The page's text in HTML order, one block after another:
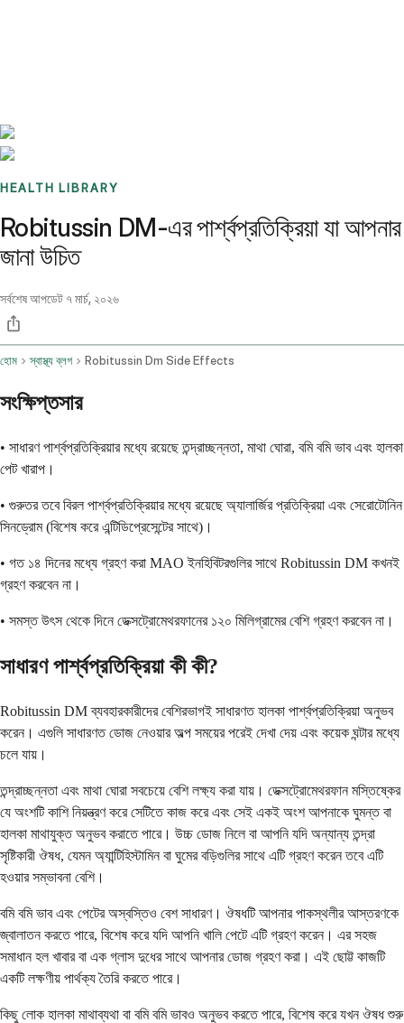
HEALTH LIBRARY
Robitussin DM-এর পার্শ্বপ্রতিক্রিয়া যা আপনার
জানা উচিত
সর্বশেষ আপডেট ৭ মার্চ, ২০২৬
হোম স্বাস্থ্য ব্লগ Robitussin Dm Side Effects
সংক্ষিপ্তসার
• সাধারণ পার্শ্বপ্রতিক্রিয়ার মধ্যে রয়েছে তন্দ্রাচ্ছন্নতা, মাথা ঘোরা, বমি বমি ভাব এবং হালকা
পেট খারাপ।
• গুরুতর তবে বিরল পার্শ্বপ্রতিক্রিয়ার মধ্যে রয়েছে অ্যালার্জির প্রতিক্রিয়া এবং সেরোটোনিন
সিনড্রোম (বিশেষ করে এন্টিডিপ্রেসেন্টের সাথে)।
• গত ১৪ দিনের মধ্যে গ্রহণ করা MAO ইনহিবিটরগুলির সাথে Robitussin DM কখনই
গ্রহণ করবেন না।
• সমস্ত উৎস থেকে দিনে ডেক্সট্রোমেথরফানের ১২০ মিলিগ্রামের বেশি গ্রহণ করবেন না।
সাধারণ পার্শ্বপ্রতিক্রিয়া কী কী?
Robitussin DM ব্যবহারকারীদের বেশিরভাগই সাধারণত হালকা পার্শ্বপ্রতিক্রিয়া অনুভব
করেন। এগুলি সাধারণত ডোজ নেওয়ার অল্প সময়ের পরেই দেখা দেয় এবং কয়েক ঘন্টার মধ্যে
চলে যায়।
তন্দ্রাচ্ছন্নতা এবং মাথা ঘোরা সবচেয়ে বেশি লক্ষ্য করা যায়। ডেক্সট্রোমেথরফান মস্তিষ্কের
যে অংশটি কাশি নিয়ন্ত্রণ করে সেটিতে কাজ করে এবং সেই একই অংশ আপনাকে ঘুমন্ত বা
হালকা মাথাযুক্ত অনুভব করাতে পারে। উচ্চ ডোজ নিলে বা আপনি যদি অন্যান্য তন্দ্রা
সৃষ্টিকারী ঔষধ, যেমন অ্যান্টিহিস্টামিন বা ঘুমের বড়িগুলির সাথে এটি গ্রহণ করেন তবে এটি
হওয়ার সম্ভাবনা বেশি।
বমি বমি ভাব এবং পেটের অস্বস্তিও বেশ সাধারণ। ঔষধটি আপনার পাকস্থলীর আস্তরণকে
জ্বালাতন করতে পারে, বিশেষ করে যদি আপনি খালি পেটে এটি গ্রহণ করেন। এর সহজ
সমাধান হল খাবার বা এক গ্লাস দুধের সাথে আপনার ডোজ গ্রহণ করা। এই ছোট্ট কাজটি
একটি লক্ষণীয় পার্থক্য তৈরি করতে পারে।
কিছু লোক হালকা মাথাব্যথা বা বমি বমি ভাবও অনুভব করতে পারে, বিশেষ করে যখন ঔষধ শুরু